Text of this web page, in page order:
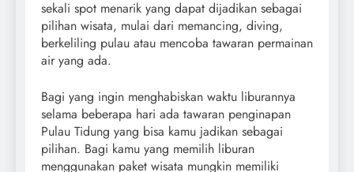
sekali spot menarik yang dapat dijadikan sebagai
pilihan wisata, mulai dari memancing, diving,
berkeliling pulau atau mencoba tawaran permainan
air yang ada.
Bagi yang ingin menghabiskan waktu liburannya
selama beberapa hari ada tawaran penginapan
Pulau Tidung yang bisa kamu jadikan sebagai
pilihan. Bagi kamu yang memilih liburan
menggunakan paket wisata mungkin memiliki